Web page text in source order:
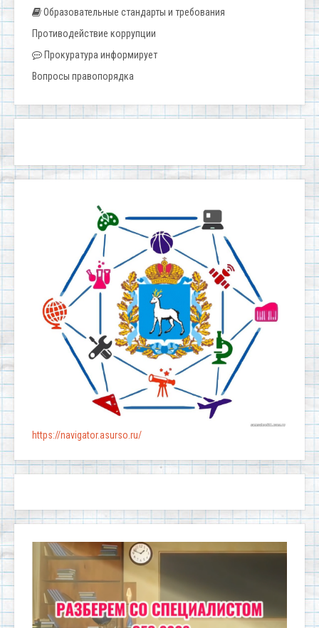
Образовательные стандарты и требования
Противодействие коррупции
Прокуратура информирует
Вопросы правопорядка
https://navigator.asurso.ru/